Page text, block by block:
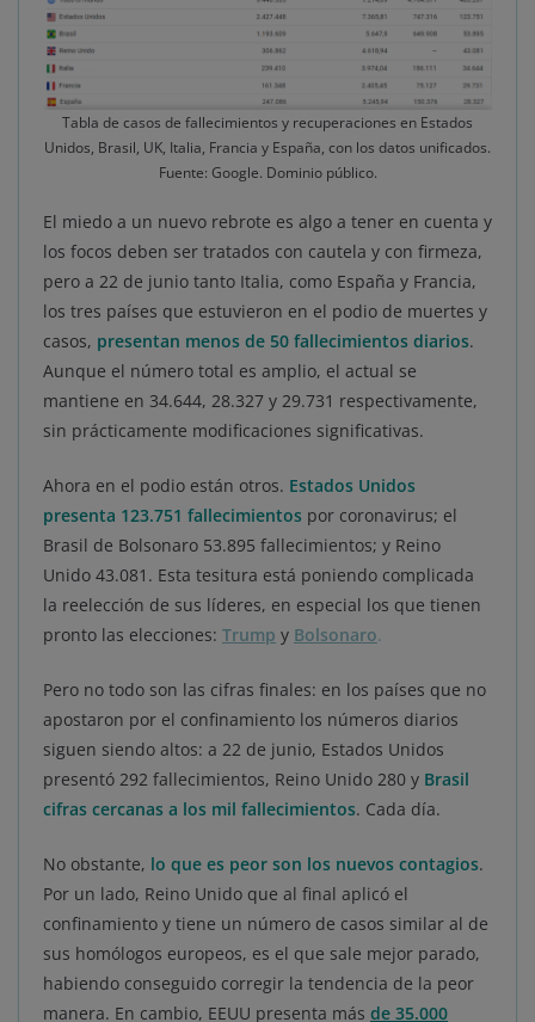
Tabla de casos de fallecimientos y recuperaciones en Estados
Unidos, Brasil, UK, Italia, Francia y España, con los datos unificados.
Fuente: Google. Dominio público.
El miedo a un nuevo rebrote es algo a tener en cuenta y
los focos deben ser tratados con cautela y con firmeza,
pero a 22 de junio tanto Italia, como España y Francia,
los tres países que estuvieron en el podio de muertes y
casos, presentan menos de 50 fallecimientos diarios.
Aunque el número total es amplio, el actual se
mantiene en 34.644, 28.327 y 29.731 respectivamente,
sin prácticamente modificaciones significativas.
Ahora en el podio están otros. Estados Unidos
presenta 123.751 fallecimientos por coronavirus; el
Brasil de Bolsonaro 53.895 fallecimientos; y Reino
Unido 43.081. Esta tesitura está poniendo complicada
la reelección de sus líderes, en especial los que tienen
pronto las elecciones: Trump y Bolsonaro.
Pero no todo son las cifras finales: en los países que no
apostaron por el confinamiento los números diarios
siguen siendo altos: a 22 de junio, Estados Unidos
presentó 292 fallecimientos, Reino Unido 280 y Brasil
cifras cercanas a los mil fallecimientos. Cada día.
No obstante, lo que es peor son los nuevos contagios.
Por un lado, Reino Unido que al final aplicó el
confinamiento y tiene un número de casos similar al de
sus homólogos europeos, es el que sale mejor parado,
habiendo conseguido corregir la tendencia de la peor
manera. En cambio, EEUU presenta más de 35.000